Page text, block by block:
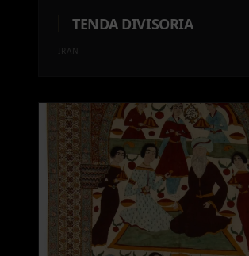
TENDA DIVISORIA
IRAN